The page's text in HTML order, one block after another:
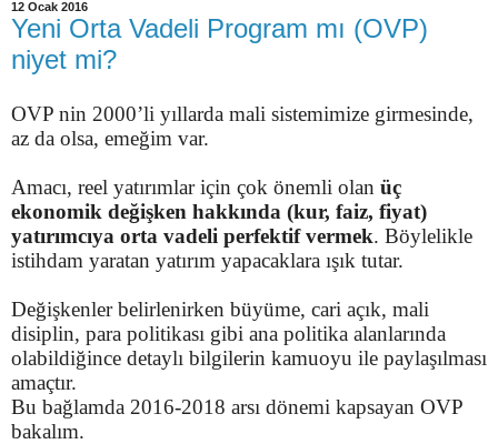
12 Ocak 2016
Yeni Orta Vadeli Program mı (OVP)
niyet mi?
OVP nin 2000’li yıllarda mali sistemimize girmesinde,
az da olsa, emeğim var.
Amacı, reel yatırımlar için çok önemli olan üç
ekonomik değişken hakkında (kur, faiz, fiyat)
yatırımcıya orta vadeli perfektif vermek. Böylelikle
istihdam yaratan yatırım yapacaklara ışık tutar.
Değişkenler belirlenirken büyüme, cari açık, mali
disiplin, para politikası gibi ana politika alanlarında
olabildiğince detaylı bilgilerin kamuoyu ile paylaşılması
amaçtır.
Bu bağlamda 2016-2018 arsı dönemi kapsayan OVP
bakalım.